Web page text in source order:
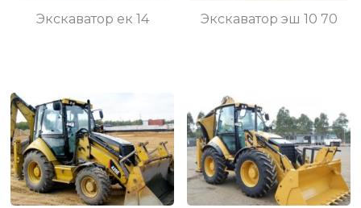
Экскаватор ек 14 Экскаватор эш 10 70